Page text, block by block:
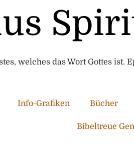
welches das Wort Gottes ist.
Info-Grafiken Bücher
Bibeltreue